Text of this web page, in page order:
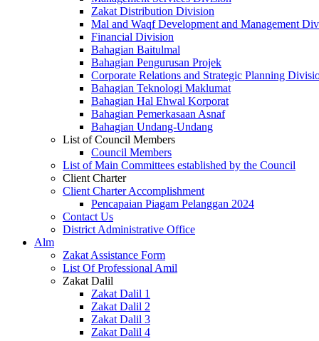
Zakat Distribution Division
Mal and Waqf Development and Management
Financial Division
Bahagian Baitulmal
Bahagian Pengurusan Projek
Corporate Relations and Strategic Planning
Bahagian Teknologi Maklumat
Bahagian Hal Ehwal Korporat
Bahagian Pemerkasaan Asnaf
Bahagian Undang-Undang
List of Council Members
Council Members
List of Main Committees established by the Council
Client Charter
Client Charter Accomplishment
Pencapaian Piagam Pelanggan 2024
Contact Us
District Administrative Office
Alm
Zakat Assistance Form
List Of Professional Amil
Zakat Dalil
Zakat Dalil 1
Zakat Dalil 2
Zakat Dalil 3
Zakat Dalil 4